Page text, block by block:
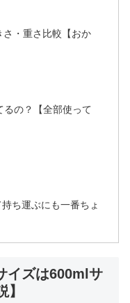
・重さ比較【おか
るの？【全部使って
ち運ぶにも一番ちょ
イズは600mlサ